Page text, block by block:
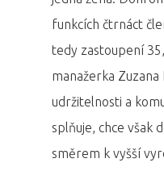
funkcích čtrnáct
tedy zastoupení
manažerka
udržitelnosti a
splňuje, chce však
směrem k vyšší